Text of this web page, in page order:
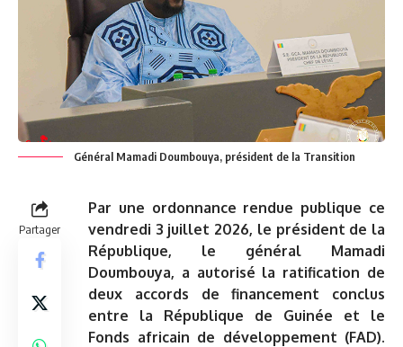
Général Mamadi Doumbouya, président de la Transition
Partager
Par une ordonnance rendue publique ce
vendredi 3 juillet 2026, le président de la
République, le général Mamadi
Doumbouya, a autorisé la ratification de
deux accords de financement conclus
entre la République de Guinée et le
Fonds africain de développement (FAD).